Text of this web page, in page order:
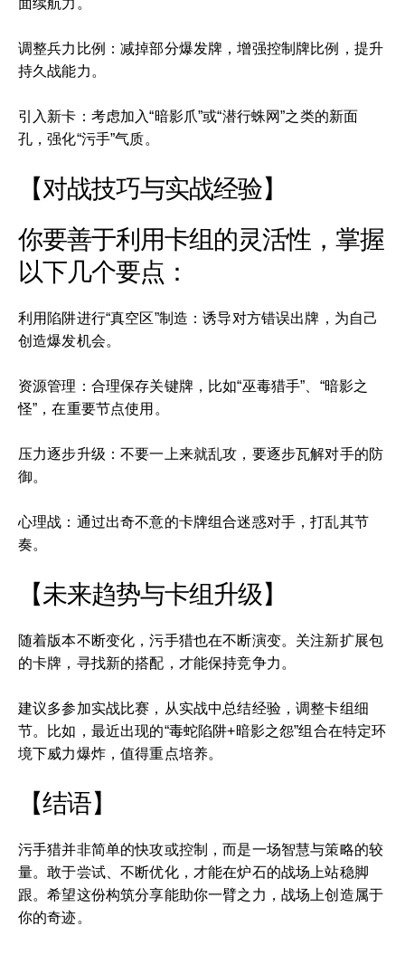
面续航力。
调整兵力比例：减掉部分爆发牌，增强控制牌比例，提升
持久战能力。
引入新卡：考虑加入“暗影爪”或“潜行蛛网”之类的新面
孔，强化“污手”气质。
【对战技巧与实战经验】
你要善于利用卡组的灵活性，掌握
以下几个要点：
利用陷阱进行“真空区”制造：诱导对方错误出牌，为自己
创造爆发机会。
资源管理：合理保存关键牌，比如“巫毒猎手”、“暗影之
怪”，在重要节点使用。
压力逐步升级：不要一上来就乱攻，要逐步瓦解对手的防
御。
心理战：通过出奇不意的卡牌组合迷惑对手，打乱其节
奏。
【未来趋势与卡组升级】
随着版本不断变化，污手猎也在不断演变。关注新扩展包
的卡牌，寻找新的搭配，才能保持竞争力。
建议多参加实战比赛，从实战中总结经验，调整卡组细
节。比如，最近出现的“毒蛇陷阱+暗影之怨”组合在特定环
境下威力爆炸，值得重点培养。
【结语】
污手猎并非简单的快攻或控制，而是一场智慧与策略的较
量。敢于尝试、不断优化，才能在炉石的战场上站稳脚
跟。希望这份构筑分享能助你一臂之力，战场上创造属于
你的奇迹。